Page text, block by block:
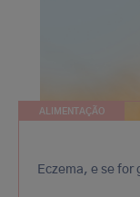
ALIMENTAÇÃO
Eczema, e se for